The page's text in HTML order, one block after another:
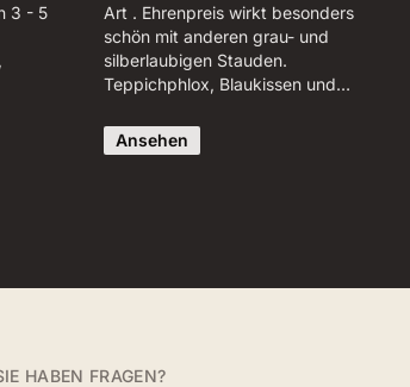
3 - 5
Art . Ehrenpreis wirkt besonders
schön mit anderen grau- und
silberlaubigen Stauden.
Teppichphlox, Blaukissen und…
Ansehen
HABEN FRAGEN?